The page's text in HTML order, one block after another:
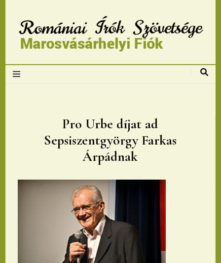
Romániai Írók
Marosvásárhelyi
fiok
Pro Urbe díjat ad
Sepsiszentgyörgy Farkas
Árpádnak